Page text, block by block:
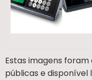
Estas imagens
públicas e